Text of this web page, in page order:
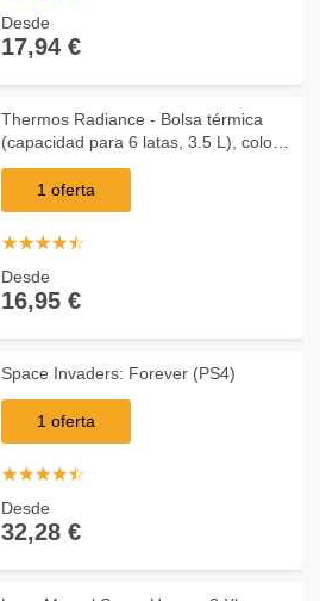
Desde
17,94 €
Thermos Radiance - Bolsa térmica
(capacidad para 6 latas, 3.5 L), color
azul
1 oferta
☆☆☆☆☆
★★★★★
Desde
16,95 €
Space Invaders: Forever (PS4)
1 oferta
☆☆☆☆☆
★★★★★
Desde
32,28 €